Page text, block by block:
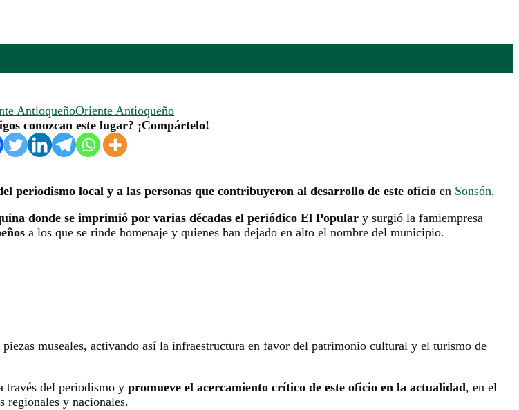
AntioqueñoOriente Antioqueño
conozcan este lugar? ¡Compártelo!
periodismo local y a las personas que contribuyeron al desarrollo de este oficio en Sonsón.
donde se imprimió por varias décadas el periódico El Popular y surgió la famiempresa
a los que se rinde homenaje y quienes han dejado en alto el nombre del municipio.
museales, activando así la infraestructura en favor del patrimonio cultural y el turismo de
través del periodismo y promueve el acercamiento crítico de este oficio en la actualidad, en el
regionales y nacionales.